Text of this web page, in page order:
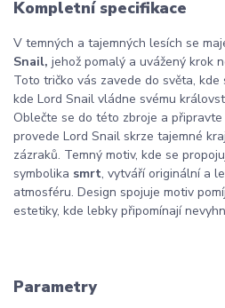
Kompletní specifikace
V temných a tajemných lesích se
Snail, jehož pomalý a uvážený krok
Toto tričko vás zavede do světa,
kde Lord Snail vládne svému
Oblečte se do této zbroje a
provede Lord Snail skrze tajemné
zázraků. Temný motiv, kde se
symbolika smrt, vytváří originální a
atmosféru. Design spojuje motiv
estetiky, kde lebky připomínají
Parametry